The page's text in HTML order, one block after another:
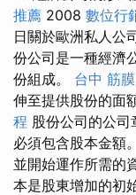
推薦 2008 數位行
日關於歐洲私人公
份公司是一種經濟
份組成。 台中 筋
伸至提供股份的面
程 股份公司的公
必須包含股本金額。
並開始運作所需的
本是股東增加的初